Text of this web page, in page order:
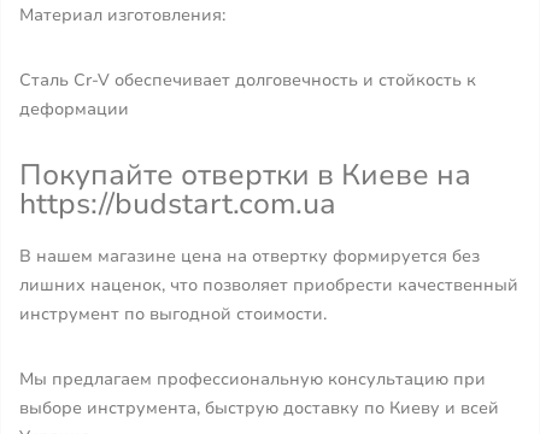
Материал изготовления:
Сталь Cr-V обеспечивает долговечность и стойкость к
деформации
Покупайте отвертки в Киеве на
https://budstart.com.ua
В нашем магазине цена на отвертку формируется без
лишних наценок, что позволяет приобрести качественный
инструмент по выгодной стоимости.
Мы предлагаем профессиональную консультацию при
выборе инструмента, быструю доставку по Киеву и всей